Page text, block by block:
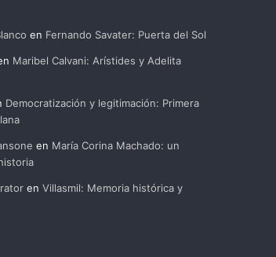
en Fernando Savater: Puerta del Sol
Maribel Calvani: Arístides y Adelita
Democratización y legitimación: Primera
en María Corina Machado: un
en Villasmil: Memoria histórica y